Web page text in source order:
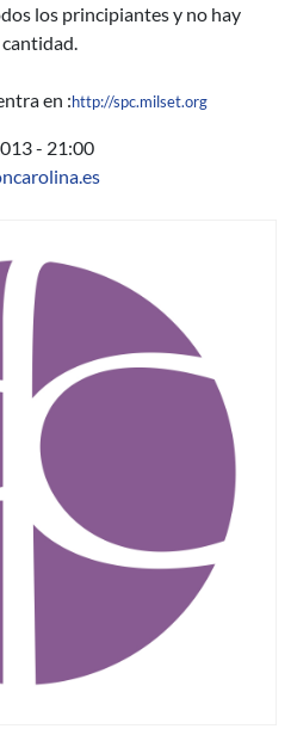
los principiantes y no hay
en :http://spc.milset.org
- 21:00